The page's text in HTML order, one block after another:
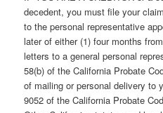
decedent, you must file your
to the personal representative
later of either (1) four months
letters to a general personal
58(b) of the California Probate
of mailing or personal delivery to
9052 of the California Probate